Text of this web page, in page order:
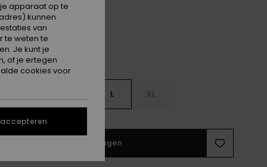
L XL
In winkelwagen
apparaat op te
kunnen
van
te weten te
Je kunt je
of je ertegen
cookies voor